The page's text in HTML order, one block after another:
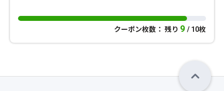
クーポン枚数： 残り 9 / 10枚